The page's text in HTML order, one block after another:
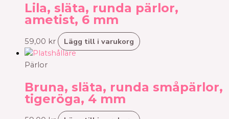
Lila, släta, runda pärlor,
ametist, 6 mm
59,00 kr Lägg till i varukorg
Pärlor
Bruna, släta, runda småpärlor,
tigeröga, 4 mm